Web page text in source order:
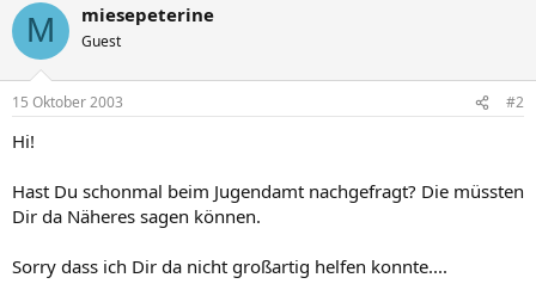
M miesepeterine
Guest
15 Oktober 2003 #2
Hi!
Hast Du schonmal beim Jugendamt nachgefragt? Die müssten
Dir da Näheres sagen können.
Sorry dass ich Dir da nicht großartig helfen konnte....